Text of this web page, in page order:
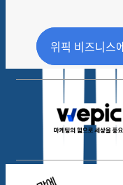
위픽 비즈니스